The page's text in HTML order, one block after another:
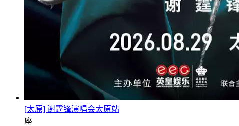
[太原] 谢霆锋演唱会太原站
座